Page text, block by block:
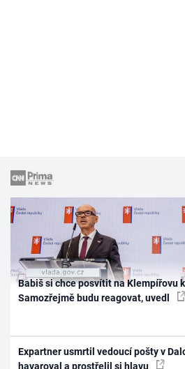
Babiš si chce posvítit na Klempířovu
Samozřejmě budu reagovat, uvedl
Expartner usmrtil vedoucí pošty v
havaroval a prostřelil si hlavu